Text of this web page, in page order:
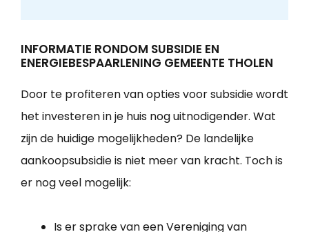
INFORMATIE RONDOM SUBSIDIE EN
ENERGIEBESPAARLENING GEMEENTE THOLEN
Door te profiteren van opties voor subsidie wordt
het investeren in je huis nog uitnodigender. Wat
zijn de huidige mogelijkheden? De landelijke
aankoopsubsidie is niet meer van kracht. Toch is
er nog veel mogelijk:
Is er sprake van een Vereniging van